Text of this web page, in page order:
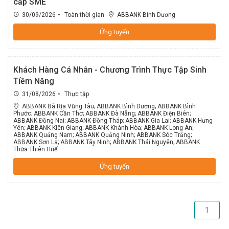
Khối Quản trị rủi ro_Phòng Quản trị rủi ro tín dụng
Khối Quản trị rủi ro_Phòng Quản trị rủi ro tích hợp
Khối Kế toán_Ban Giám đốc
Khối Kế toán_Phòng Kế toán thanh toán
Khối Kế toán_Phòng Kế toán tổng hợp
Khối Kế toán_Phòng kế toán nguồn vốn
ABBANK Bắc Ninh
ABBANK Bắc Thăng Long
ABBANK Bến Cát
ABBANK Bến Lức
ABBANK Bến Nghé
ABBANK Bến Thành
30/09/2026 Toàn thời gian ABBANK Bình Dương
Ứng tuyển
Khách Hàng Cá Nhân - Chương Trình Thực Tập Sinh
Tiềm Năng
31/08/2026
Thực tập
ABBANK Bà Rịa Vũng Tàu; ABBANK Bình Dương; ABBANK Bình
Phước; ABBANK Cần Thơ; ABBANK Đà Nẵng; ABBANK Điện Biên;
ABBANK Đồng Nai; ABBANK Đồng Tháp; ABBANK Gia Lai; ABBANK Hưng
Yên; ABBANK Kiên Giang; ABBANK Khánh Hòa; ABBANK Long An;
ABBANK Quảng Nam; ABBANK Quảng Ninh; ABBANK Sóc Trăng;
ABBANK Sơn La; ABBANK Tây Ninh; ABBANK Thái Nguyên; ABBANK
Thừa Thiên Huế
Ứng tuyển
1